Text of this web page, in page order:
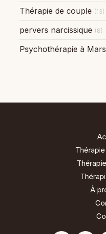
Thérapie de couple (13)
pervers narcissique (8)
Psychothérapie à
À